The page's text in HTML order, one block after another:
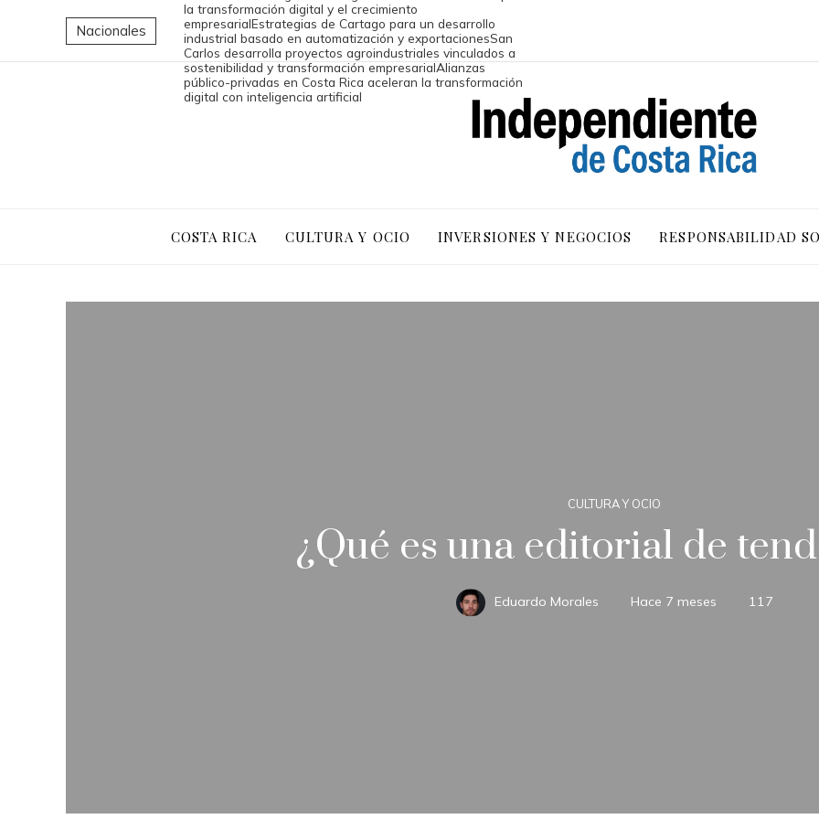
Nacionales
la transformación digital y el crecimiento
empresarialEstrategias de Cartago para un desarrollo
industrial basado en automatización y exportacionesSan
Carlos desarrolla proyectos agroindustriales vinculados a
sostenibilidad y transformación empresarialAlianzas
público-privadas en Costa Rica aceleran la transformación
digital con inteligencia artificial
COSTA RICA CULTURA Y OCIO INVERSIONES Y NEGOCIOS RESPONSABILIDAD
CULTURA Y OCIO
¿Qué es una editorial de
Eduardo Morales Hace 7 meses 117